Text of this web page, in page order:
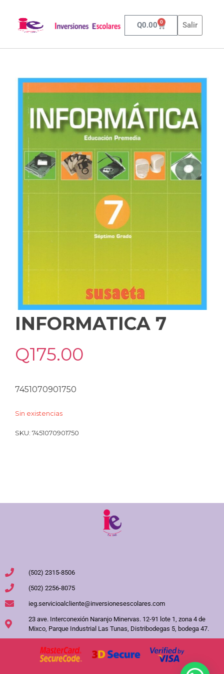
Q0.00 0 Salir
INFORMATICA 7
Q175.00
7451070901750
Sin existencias
SKU: 7451070901750
(502) 2315-8506
(502) 2256-8075
ieg.servicioalcliente@inversionesescolares.com
23 ave. Interconexión Naranjo Minervas. 12-91 lote 1, zona 4 de
Mixco, Parque Industrial Las Tunas, Distribodegas 5, bodega 47.